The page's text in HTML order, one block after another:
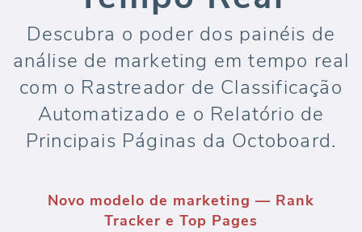
Descubra o poder dos painéis de
análise de marketing em tempo real
com o Rastreador de Classificação
Automatizado e o Relatório de
Principais Páginas da Octoboard.
Novo modelo de marketing — Rank
Tracker e Top Pages